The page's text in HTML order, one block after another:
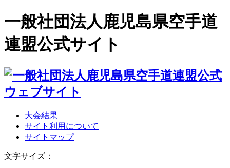
一般社団法人鹿児島県空手道
連盟公式サイト
大会結果
サイト利用について
サイトマップ
文字サイズ：